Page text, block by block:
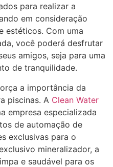
para realizar a
em consideração
estéticos. Com uma
você poderá desfrutar
amigos, seja para uma
de tranquilidade.
a importância da
piscinas. A Clean Water
empresa especializada
de automação de
exclusivas para o
mineralizador, a
e saudável para os